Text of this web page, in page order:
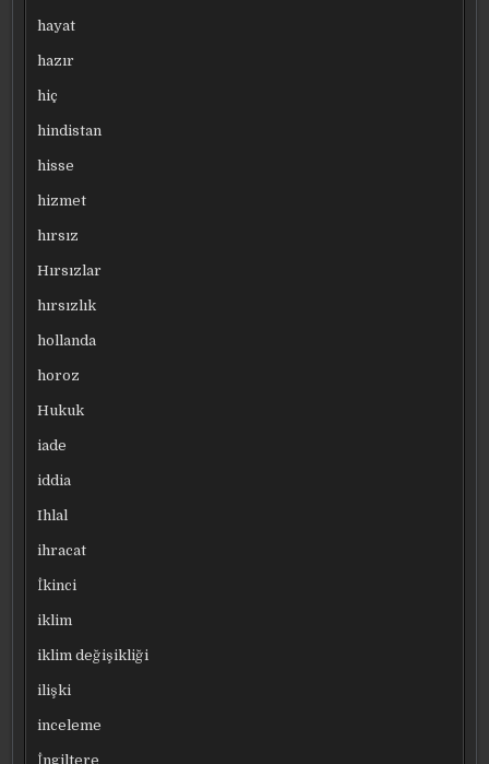
hayat
hazır
hiç
hindistan
hisse
hizmet
hırsız
Hırsızlar
hırsızlık
hollanda
horoz
Hukuk
iade
iddia
Ihlal
ihracat
İkinci
iklim
iklim değişikliği
ilişki
inceleme
İngiltere